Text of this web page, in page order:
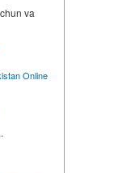
va
Online